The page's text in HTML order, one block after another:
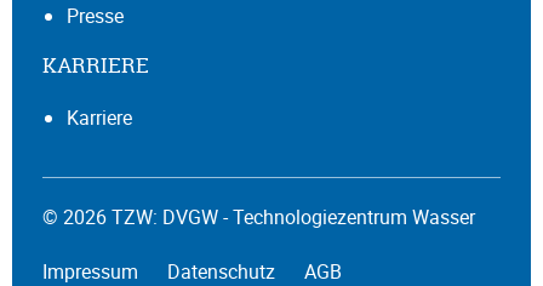
Presse
KARRIERE
Karriere
© 2026 TZW: DVGW - Technologiezentrum Wasser
Impressum Datenschutz AGB